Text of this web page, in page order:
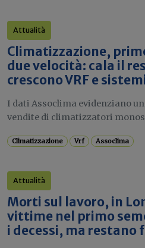
Attualità
Climatizzazione,
due velocità: cala il
crescono VRF e
I dati Assoclima evidenziano
vendite di climatizzatori
Climatizzazione Vrf Assoclima
Attualità
Morti sul lavoro, in
vittime nel primo
i decessi, ma